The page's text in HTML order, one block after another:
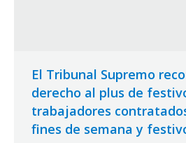
El Tribunal Supremo
derecho al plus de
trabajadores
fines de semana y